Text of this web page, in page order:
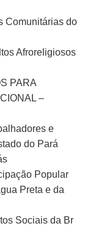
Comunitárias do
Afroreligiosos
PARA
–
e
do Pará
Popular
Preta e da
Sociais da Br